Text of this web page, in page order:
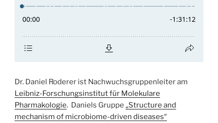
Dr. Daniel Roderer ist Nachwuchsgruppenleiter am
Leibniz-Forschungsinstitut für Molekulare
Pharmakologie. Daniels Gruppe „Structure and
mechanism of microbiome-driven diseases“